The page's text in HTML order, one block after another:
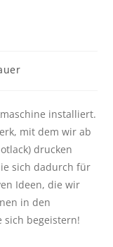
installiert.
mit dem wir ab
drucken
sich dadurch für
Ideen, die wir
in den
sich begeistern!